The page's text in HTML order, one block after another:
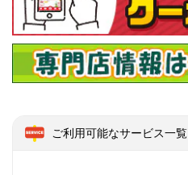
ご利用可能なサービス一覧